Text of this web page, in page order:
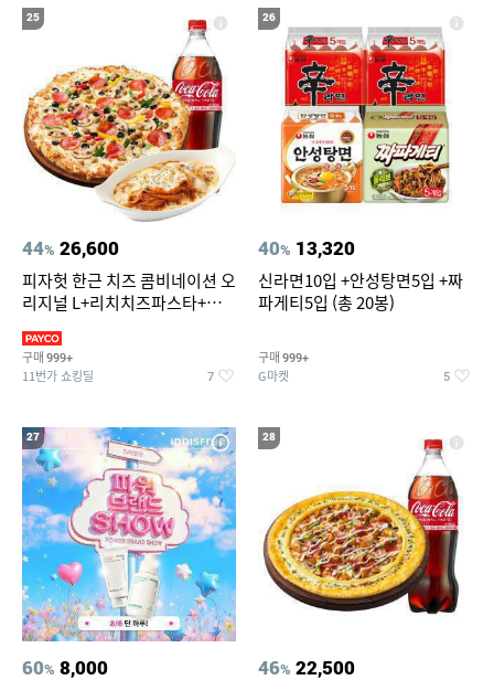
25
44% 26,600
피자헛 한근 치즈 콤비네이션 오
리지널 L+리치치즈파스타+콜
구매 999+
11번가 쇼킹딜 7
26
40% 13,320
신라면10입 +안성탕면5입 +짜
파게티5입 (총 20봉)
구매 999+
G마켓 5
27
60% 8,000
28
46% 22,500